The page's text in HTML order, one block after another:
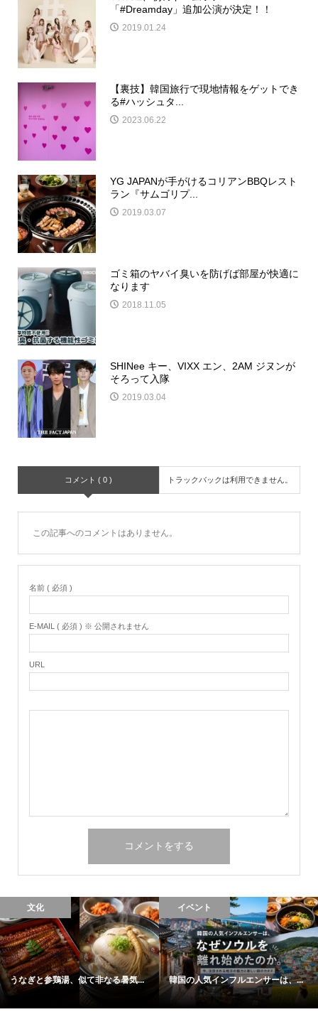
「#Dreamday」追加公演が決定！！
2019.01.24
【裏技】韓国旅行で現地情報をゲットでき
る#ハッシュタ...
2023.06.22
YG JAPANが手がけるコリアンBBQレスト
ラン『サムゴリプ...
2019.03.07
ゴミ箱のヤバイ臭いを防げば部屋が快適に
なります
2018.11.05
SHINee キー、VIXX エン、2AM ジヌンが
そろって入隊
2019.03.04
コメント ( 0 ) トラックバックは利用できません。
この記事へのコメントはありません。
名前 ( 必須 )
E-MAIL ( 必須 ) ※ 公開されません
URL
文化
うなぎと参鶏湯、似て非なる暑気...
イベント
韓国の人気インフルエンサーは、...